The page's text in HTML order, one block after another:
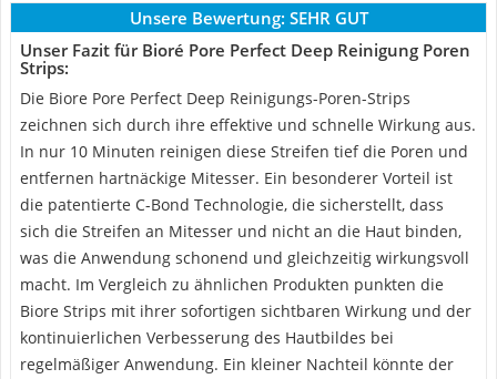
Unsere Bewertung: SEHR GUT
Unser Fazit für Bioré Pore Perfect Deep Reinigung Poren
Strips:
Die Biore Pore Perfect Deep Reinigungs-Poren-Strips
zeichnen sich durch ihre effektive und schnelle Wirkung aus.
In nur 10 Minuten reinigen diese Streifen tief die Poren und
entfernen hartnäckige Mitesser. Ein besonderer Vorteil ist
die patentierte C-Bond Technologie, die sicherstellt, dass
sich die Streifen an Mitesser und nicht an die Haut binden,
was die Anwendung schonend und gleichzeitig wirkungsvoll
macht. Im Vergleich zu ähnlichen Produkten punkten die
Biore Strips mit ihrer sofortigen sichtbaren Wirkung und der
kontinuierlichen Verbesserung des Hautbildes bei
regelmäßiger Anwendung. Ein kleiner Nachteil könnte der